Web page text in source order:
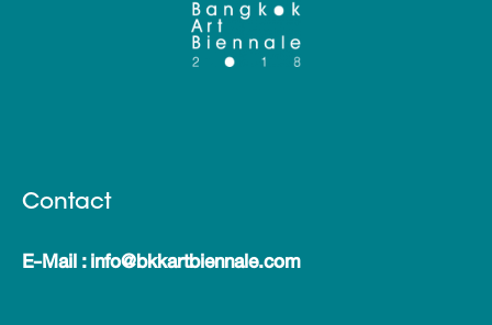
Contact
E-Mail : info@bkkartbiennale.com